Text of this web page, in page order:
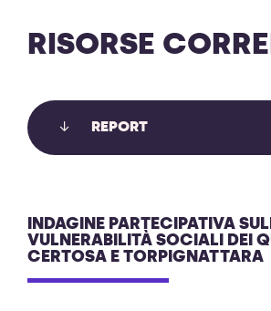
RISORSE
REPORT
INDAGINE PARTECIPATIVA
VULNERABILITÀ SOCIALI DEI
CERTOSA E TORPIGNATTARA